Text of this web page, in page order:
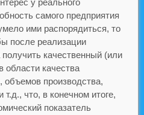
у реального
самого предприятия
ими распорядиться, то
после реализации
получить качественный (или
области качества
объемов производства,
что, в конечном итоге,
показатель